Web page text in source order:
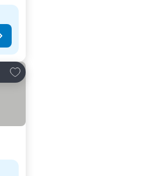
Dodati u favorite